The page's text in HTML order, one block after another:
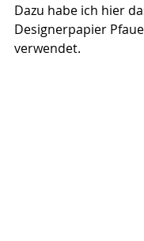
Dazu habe ich hier
Designerpapier
verwendet.